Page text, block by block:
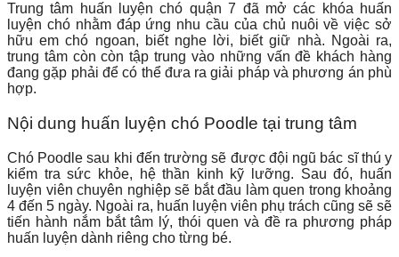
Trung tâm huấn luyện chó quận 7 đã mở các khóa huấn
luyện chó nhằm đáp ứng nhu cầu của chủ nuôi về việc sở
hữu em chó ngoan, biết nghe lời, biết giữ nhà. Ngoài ra,
trung tâm còn còn tập trung vào những vấn đề khách hàng
đang gặp phải để có thể đưa ra giải pháp và phương án phù
hợp.
Nội dung huấn luyện chó Poodle tại trung tâm
Chó Poodle sau khi đến trường sẽ được đội ngũ bác sĩ thú y
kiểm tra sức khỏe, hệ thần kinh kỹ lưỡng. Sau đó, huấn
luyện viên chuyên nghiệp sẽ bắt đầu làm quen trong khoảng
4 đến 5 ngày. Ngoài ra, huấn luyện viên phụ trách cũng sẽ sẽ
tiến hành nắm bắt tâm lý, thói quen và đề ra phương pháp
huấn luyện dành riêng cho từng bé.